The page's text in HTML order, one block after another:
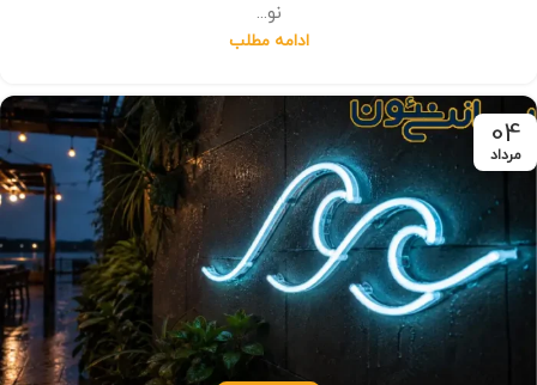
نو...
ادامه مطلب
04
مرداد